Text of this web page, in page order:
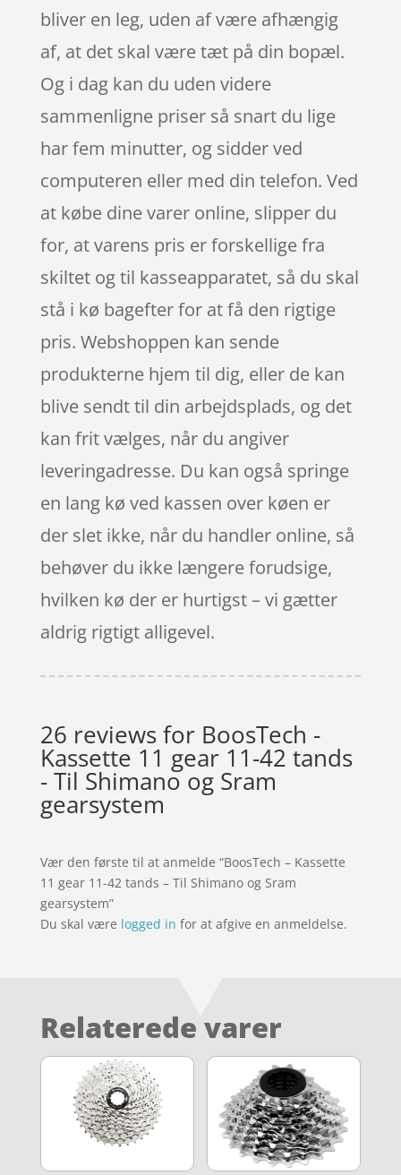
bliver en leg, uden af være afhængig
af, at det skal være tæt på din bopæl.
Og i dag kan du uden videre
sammenligne priser så snart du lige
har fem minutter, og sidder ved
computeren eller med din telefon. Ved
at købe dine varer online, slipper du
for, at varens pris er forskellige fra
skiltet og til kasseapparatet, så du skal
stå i kø bagefter for at få den rigtige
pris. Webshoppen kan sende
produkterne hjem til dig, eller de kan
blive sendt til din arbejdsplads, og det
kan frit vælges, når du angiver
leveringadresse. Du kan også springe
en lang kø ved kassen over køen er
der slet ikke, når du handler online, så
behøver du ikke længere forudsige,
hvilken kø der er hurtigst – vi gætter
aldrig rigtigt alligevel.
26 reviews for BoosTech -
Kassette 11 gear 11-42 tands
- Til Shimano og Sram
gearsystem
Vær den første til at anmelde “BoosTech – Kassette
11 gear 11-42 tands – Til Shimano og Sram
gearsystem”
Du skal være logged in for at afgive en anmeldelse.
Relaterede varer